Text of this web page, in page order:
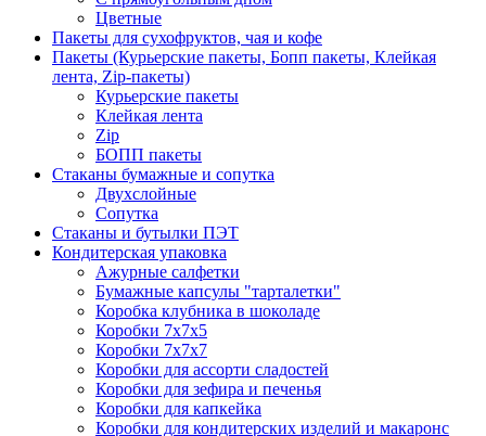
Цветные
Пакеты для сухофруктов, чая и кофе
Пакеты (Курьерские пакеты, Бопп пакеты, Клейкая
лента, Zip-пакеты)
Курьерские пакеты
Клейкая лента
Zip
БОПП пакеты
Стаканы бумажные и сопутка
Двухслойные
Сопутка
Стаканы и бутылки ПЭТ
Кондитерская упаковка
Ажурные салфетки
Бумажные капсулы "тарталетки"
Коробка клубника в шоколаде
Коробки 7х7х5
Коробки 7х7х7
Коробки для ассорти сладостей
Коробки для зефира и печенья
Коробки для капкейка
Коробки для кондитерских изделий и макаронс